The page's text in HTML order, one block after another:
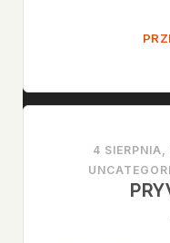
4